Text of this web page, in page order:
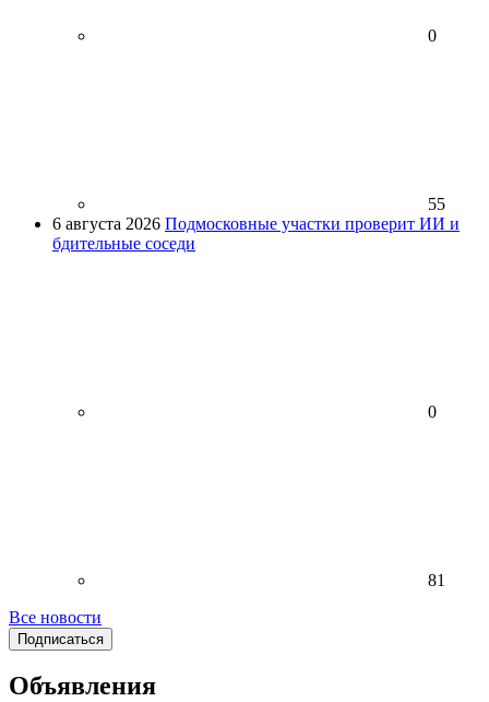
0
55
6 августа 2026 Подмосковные участки проверит ИИ и
бдительные соседи
0
81
Все новости
Подписаться
Объявления